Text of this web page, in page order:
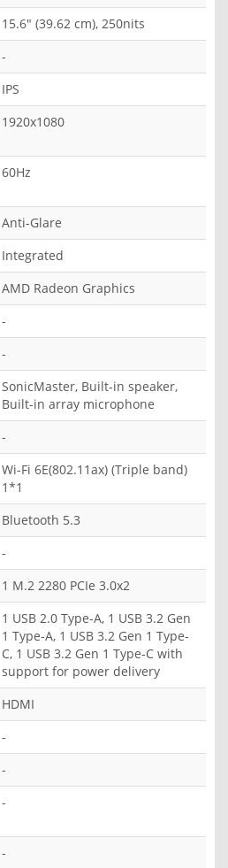
15.6" (39.62 cm), 250nits
-
IPS
1920x1080
60Hz
Anti-Glare
Integrated
AMD Radeon Graphics
-
-
SonicMaster, Built-in speaker,
Built-in array microphone
-
Wi-Fi 6E(802.11ax) (Triple band)
1*1
Bluetooth 5.3
-
1 M.2 2280 PCIe 3.0x2
1 USB 2.0 Type-A, 1 USB 3.2 Gen
1 Type-A, 1 USB 3.2 Gen 1 Type-
C, 1 USB 3.2 Gen 1 Type-C with
support for power delivery
HDMI
-
-
-
-